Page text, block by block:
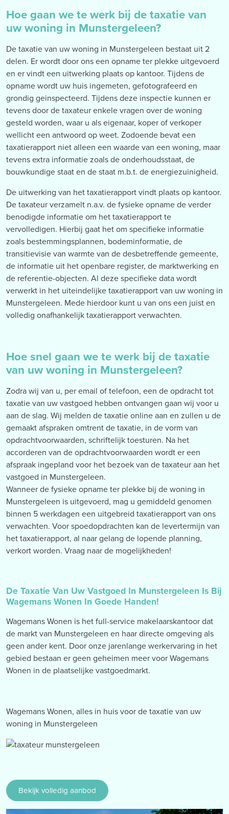
Hoe gaan we te werk bij de taxatie van
uw woning in Munstergeleen?
De taxatie van uw woning in Munstergeleen bestaat uit 2
delen. Er wordt door ons een opname ter plekke uitgevoerd
en er vindt een uitwerking plaats op kantoor. Tijdens de
opname wordt uw huis ingemeten, gefotografeerd en
grondig geinspecteerd. Tijdens deze inspectie kunnen er
tevens door de taxateur enkele vragen over de woning
gesteld worden, waar u als eigenaar, koper of verkoper
wellicht een antwoord op weet. Zodoende bevat een
taxatierapport niet alleen een waarde van een woning, maar
tevens extra informatie zoals de onderhoudsstaat, de
bouwkundige staat en de staat m.b.t. de energiezuinigheid.
De uitwerking van het taxatierapport vindt plaats op kantoor.
De taxateur verzamelt n.a.v. de fysieke opname de verder
benodigde informatie om het taxatierapport te
vervolledigen. Hierbij gaat het om specifieke informatie
zoals bestemmingsplannen, bodeminformatie, de
transitievisie van warmte van de desbetreffende gemeente,
de informatie uit het openbare register, de marktwerking en
de referentie-objecten. Al deze specifieke data wordt
verwerkt in het uiteindelijke taxatierapport van uw woning in
Munstergeleen. Mede hierdoor kunt u van ons een juist en
volledig onafhankelijk taxatierapport verwachten.
Hoe snel gaan we te werk bij de taxatie
van uw woning in Munstergeleen?
Zodra wij van u, per email of telefoon, een de opdracht tot
taxatie van uw vastgoed hebben ontvangen gaan wij voor u
aan de slag. Wij melden de taxatie online aan en zullen u de
gemaakt afspraken omtrent de taxatie, in de vorm van
opdrachtvoorwaarden, schriftelijk toesturen. Na het
accorderen van de opdrachtvoorwaarden wordt er een
afspraak ingepland voor het bezoek van de taxateur aan het
vastgoed in Munstergeleen.
Wanneer de fysieke opname ter plekke bij de woning in
Munstergeleen is uitgevoerd, mag u gemiddeld genomen
binnen 5 werkdagen een uitgebreid taxatierapport van ons
verwachten. Voor spoedopdrachten kan de levertermijn van
het taxatierapport, al naar gelang de lopende planning,
verkort worden. Vraag naar de mogelijkheden!
De Taxatie Van Uw Vastgoed In Munstergeleen Is Bij
Wagemans Wonen In Goede Handen!
Wagemans Wonen is het full-service makelaarskantoor dat
de markt van Munstergeleen en haar directe omgeving als
geen ander kent. Door onze jarenlange werkervaring in het
gebied bestaan er geen geheimen meer voor Wagemans
Wonen in de plaatselijke vastgoedmarkt.
Wagemans Wonen, alles in huis voor de taxatie van uw
woning in Munstergeleen
Bekijk volledig aanbod